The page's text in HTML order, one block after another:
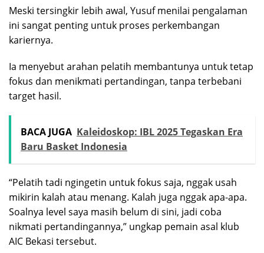
Meski tersingkir lebih awal, Yusuf menilai pengalaman
ini sangat penting untuk proses perkembangan
kariernya.
Ia menyebut arahan pelatih membantunya untuk tetap
fokus dan menikmati pertandingan, tanpa terbebani
target hasil.
BACA JUGA Kaleidoskop: IBL 2025 Tegaskan Era
Baru Basket Indonesia
“Pelatih tadi ngingetin untuk fokus saja, nggak usah
mikirin kalah atau menang. Kalah juga nggak apa-apa.
Soalnya level saya masih belum di sini, jadi coba
nikmati pertandingannya,” ungkap pemain asal klub
AIC Bekasi tersebut.